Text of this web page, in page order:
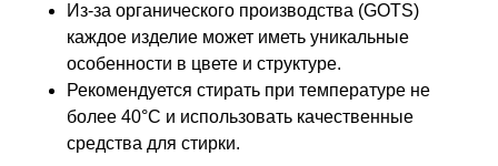
Из-за органического производства (GOTS)
каждое изделие может иметь уникальные
особенности в цвете и структуре.
Рекомендуется стирать при температуре не
более 40°C и использовать качественные
средства для стирки.